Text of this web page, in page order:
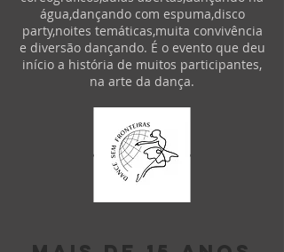
água,dançando com espuma,disco
party,noites temáticas,muita convivência
e diversão dançando. É o evento que deu
início a história de muitos participantes,
na arte da dança.